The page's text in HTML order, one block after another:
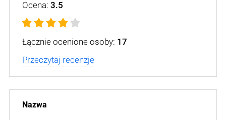
Ocena: 3.5
Łącznie ocenione osoby: 17
Przeczytaj recenzje